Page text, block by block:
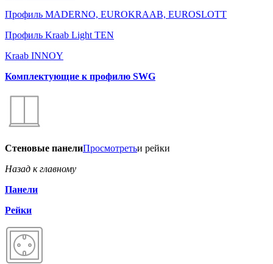
Профиль MADERNO, EUROKRAAB, EUROSLOTT
Профиль Kraab Light TEN
Kraab INNOY
Комплектующие к профилю SWG
Стеновые панелиПросмотретьи рейки
Назад к главному
Панели
Рейки